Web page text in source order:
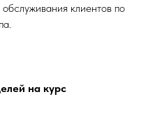
клиентов по
на курс